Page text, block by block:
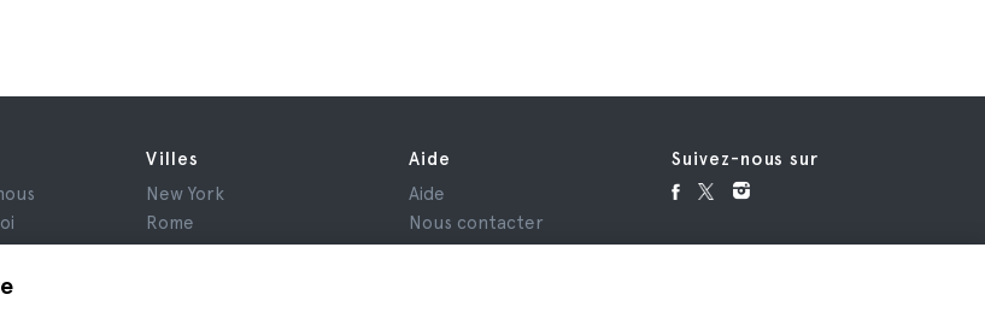
Villes
New York
Rome
Paris
Aide
Aide
Nous contacter
Suivez-nous sur